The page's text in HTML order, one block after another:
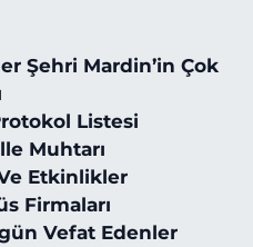
Şehri Mardin’in Çok
Listesi
Muhtarı
Etkinlikler
Firmaları
Vefat Edenler